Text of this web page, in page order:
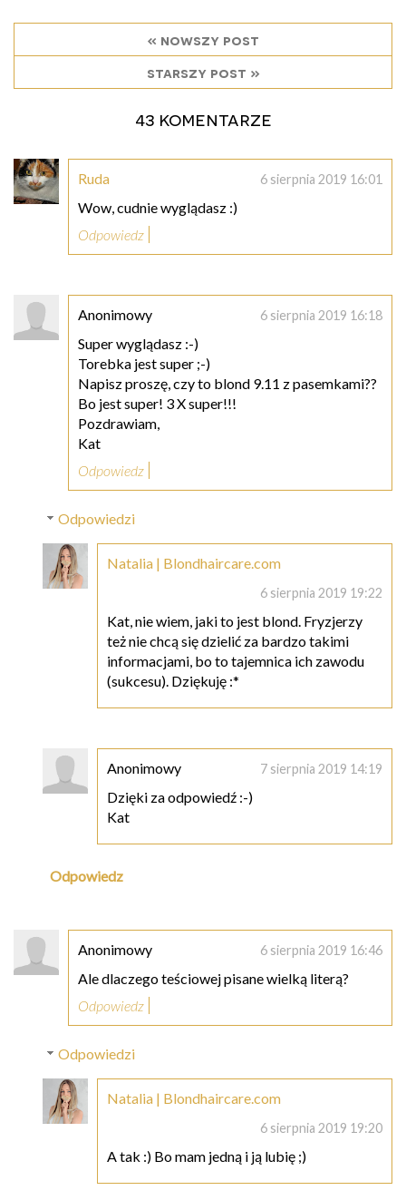
« nowszy post
starszy post »
43 komentarze
Ruda 6 sierpnia 2019 16:01
Wow, cudnie wyglądasz :)
Odpowiedz
Anonimowy 6 sierpnia 2019 16:18
Super wyglądasz :-)
Torebka jest super ;-)
Napisz proszę, czy to blond 9.11 z pasemkami??
Bo jest super! 3 X super!!!
Pozdrawiam,
Kat
Odpowiedz
Odpowiedzi
Natalia | Blondhaircare.com
6 sierpnia 2019 19:22
Kat, nie wiem, jaki to jest blond. Fryzjerzy
też nie chcą się dzielić za bardzo takimi
informacjami, bo to tajemnica ich zawodu
(sukcesu). Dziękuję :*
Anonimowy 7 sierpnia 2019 14:19
Dzięki za odpowiedź :-)
Kat
Odpowiedz
Anonimowy 6 sierpnia 2019 16:46
Ale dlaczego teściowej pisane wielką literą?
Odpowiedz
Odpowiedzi
Natalia | Blondhaircare.com
6 sierpnia 2019 19:20
A tak :) Bo mam jedną i ją lubię ;)